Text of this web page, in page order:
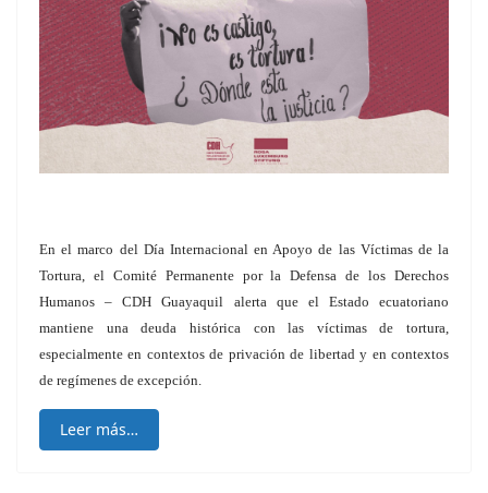
En el marco del Día Internacional en Apoyo de las Víctimas de la
Tortura, el Comité Permanente por la Defensa de los Derechos
Humanos – CDH Guayaquil alerta que el Estado ecuatoriano
mantiene una deuda histórica con las víctimas de tortura,
especialmente en contextos de privación de libertad y en contextos
de regímenes de excepción.
Leer más…